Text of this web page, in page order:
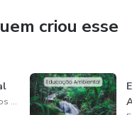
criou esse
Emanoel Oliveira dos Santos